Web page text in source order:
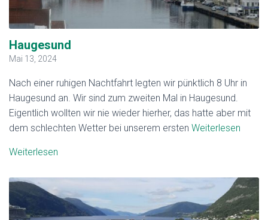
Haugesund
Mai 13, 2024
Nach einer ruhigen Nachtfahrt legten wir pünktlich 8 Uhr in
Haugesund an. Wir sind zum zweiten Mal in Haugesund.
Eigentlich wollten wir nie wieder hierher, das hatte aber mit
dem schlechten Wetter bei unserem ersten Weiterlesen
Weiterlesen